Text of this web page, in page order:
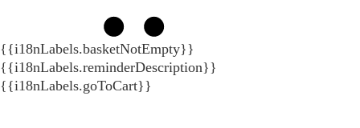
{{i18nLabels.basketNotEmpty}}
{{i18nLabels.reminderDescription}}
{{i18nLabels.goToCart}}